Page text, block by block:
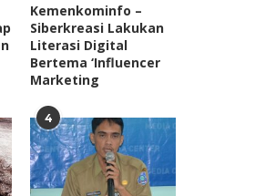
Komisi III DPR:
Penyidik di KPK Harus...
Kemenkominfo –
Siberkreasi Lakukan
Literasi Digital
Bertema ‘Influencer
Marketing
4